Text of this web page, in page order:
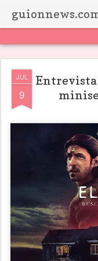
JUL
9
Entrevista